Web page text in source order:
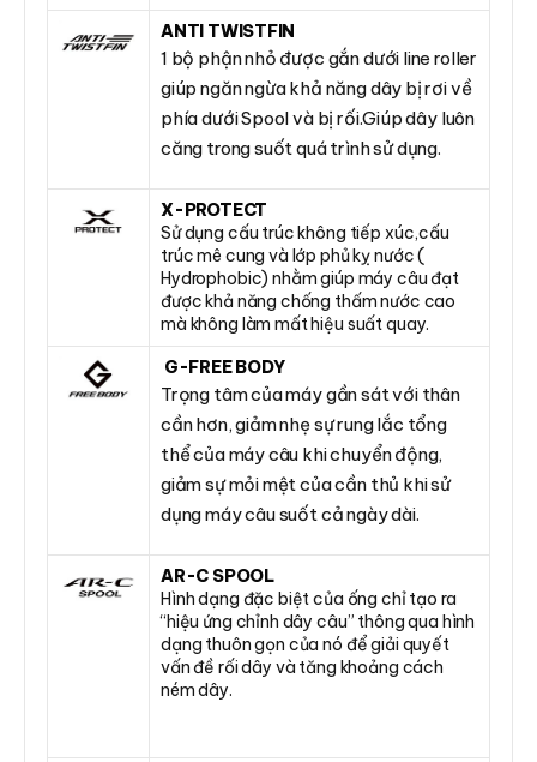
ANTI TWISTFIN
1 bộ phận nhỏ được gắn dưới line roller
giúp ngăn ngừa khả năng dây bị rơi về
phía dưới Spool và bị rối.Giúp dây luôn
căng trong suốt quá trình sử dụng.
X-PROTECT
Sử dụng cấu trúc không tiếp xúc,cấu
trúc mê cung và lớp phủ kỵ nước (
Hydrophobic) nhằm giúp máy câu đạt
được khả năng chống thấm nước cao
mà không làm mất hiệu suất quay.
G-FREE BODY
Trọng tâm của máy gần sát với thân
cần hơn, giảm nhẹ sự rung lắc tổng
thể của máy câu khi chuyển động,
giảm sự mỏi mệt của cần thủ khi sử
dụng máy câu suốt cả ngày dài.
AR-C SPOOL
Hình dạng đặc biệt của ống chỉ tạo ra
“hiệu ứng chỉnh dây câu” thông qua hình
dạng thuôn gọn của nó để giải quyết
vấn đề rối dây và tăng khoảng cách
ném dây.